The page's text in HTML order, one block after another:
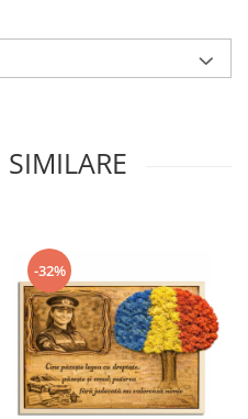
SIMILARE
-32%